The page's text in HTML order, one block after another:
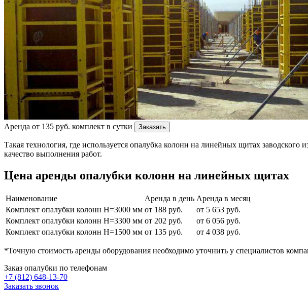
Аренда от 135 руб. комплект в сутки Заказать
Такая технология, где используется опалубка колонн на линейных щитах заводского
качество выполнения работ.
Цена аренды опалубки колонн на линейных щитах
Наименование Аренда в день Аренда в месяц
Комплект опалубки колонн H=3000 мм от 188 руб.
от 5 653 руб.
Комплект опалубки колонн H=3300 мм от 202 руб.
от 6 056 руб.
Комплект опалубки колонн H=1500 мм от 135 руб. от 4 038 руб.
*Точную стоимость аренды оборудования необходимо уточнить у специалистов
Заказ опалубки по телефонам
+7 (812) 648-13-70
Заказать звонок